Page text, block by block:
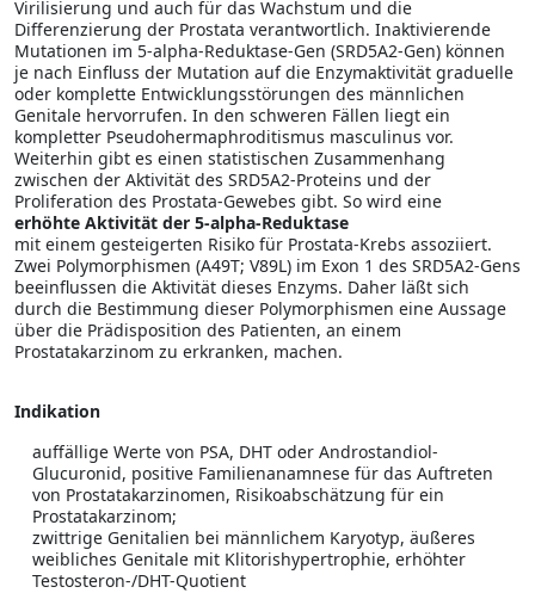
Virilisierung und auch für das Wachstum und die
Differenzierung der Prostata verantwortlich. Inaktivierende
Mutationen im 5-alpha-Reduktase-Gen (SRD5A2-Gen) können
je nach Einfluss der Mutation auf die Enzymaktivität graduelle
oder komplette Entwicklungsstörungen des männlichen
Genitale hervorrufen. In den schweren Fällen liegt ein
kompletter Pseudohermaphroditismus masculinus vor.
Weiterhin gibt es einen statistischen Zusammenhang
zwischen der Aktivität des SRD5A2-Proteins und der
Proliferation des Prostata-Gewebes gibt. So wird eine
erhöhte Aktivität der 5-alpha-Reduktase
mit einem gesteigerten Risiko für Prostata-Krebs assoziiert.
Zwei Polymorphismen (A49T; V89L) im Exon 1 des SRD5A2-Gens
beeinflussen die Aktivität dieses Enzyms. Daher läßt sich
durch die Bestimmung dieser Polymorphismen eine Aussage
über die Prädisposition des Patienten, an einem
Prostatakarzinom zu erkranken, machen.
Indikation
auffällige Werte von PSA, DHT oder Androstandiol-
Glucuronid, positive Familienanamnese für das Auftreten
von Prostatakarzinomen, Risikoabschätzung für ein
Prostatakarzinom;
zwittrige Genitalien bei männlichem Karyotyp, äußeres
weibliches Genitale mit Klitorishypertrophie, erhöhter
Testosteron-/DHT-Quotient